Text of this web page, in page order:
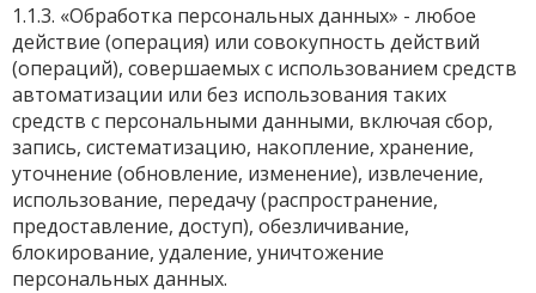
1.1.3. «Обработка персональных данных» - любое
действие (операция) или совокупность действий
(операций), совершаемых с использованием средств
автоматизации или без использования таких
средств с персональными данными, включая сбор,
запись, систематизацию, накопление, хранение,
уточнение (обновление, изменение), извлечение,
использование, передачу (распространение,
предоставление, доступ), обезличивание,
блокирование, удаление, уничтожение
персональных данных.